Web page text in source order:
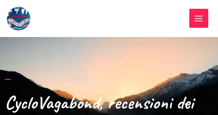
contenuto
CycloVagabond, recensioni dei